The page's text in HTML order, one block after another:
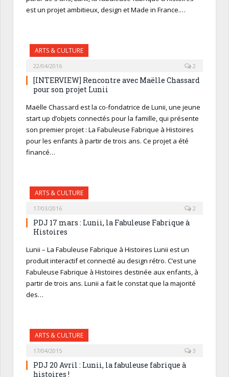
est un projet ambitieux, design et Made in France.…
ARTS & CULTURE
22/04/2016 2
[INTERVIEW] Rencontre avec Maëlle Chassard
pour son projet Lunii
Maëlle Chassard est la co-fondatrice de Lunii, une jeune
start up d’objets connectés pour la famille, qui présente
son premier projet : La Fabuleuse Fabrique à Histoires
pour les enfants à partir de trois ans. Ce projet a été
financé…
ARTS & CULTURE
17/03/2016 2
PDJ 17 mars : Lunii, la Fabuleuse Fabrique à
Histoires
Lunii – La Fabuleuse Fabrique à Histoires Lunii est un
produit interactif et connecté au design rétro. C’est une
Fabuleuse Fabrique à Histoires destinée aux enfants, à
partir de trois ans. Lunii a fait le constat que la majorité
des…
ARTS & CULTURE
17/04/2015 3
PDJ 20 Avril : Lunii, la fabuleuse fabrique à
histoires !